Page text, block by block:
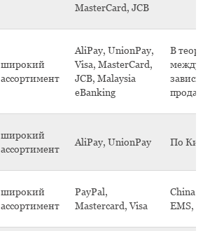
MasterCard, JCB
широкий
ассортимент
AliPay, UnionPay,
Visa, MasterCard,
JCB, Malaysia
eBanking
В
зависит
широкий
ассортимент
AliPay, UnionPay По
широкий
ассортимент
PayPal,
Mastercard, Visa
China
EMS,